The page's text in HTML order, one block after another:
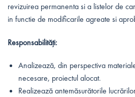
revizuirea permanenta si a listelor de
in functie de modificarile agreate si
Responsabilități:
Analizează, din perspectiva
necesare, proiectul alocat.
Realizează antemăsurătorile